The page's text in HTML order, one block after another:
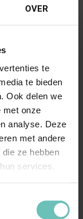
OVER
te
te bieden
Ook delen we
met onze
analyse. Deze
met andere
ze hebben
services.
04401)